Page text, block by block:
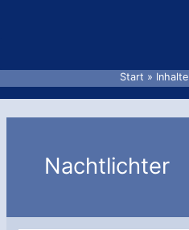
Start Inhalte
Nachtlichter